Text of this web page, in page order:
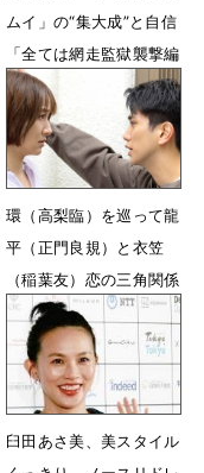
ムイ」の“集大成”と自信
「全ては網走監獄襲撃編
のためにあった」
2月25日 20時15分
環（高梨臨）を巡って龍
平（正門良規）と衣笠
（稲葉友）恋の三角関係
が本格化
4月26日 15時00分
臼田あさ美、美スタイル